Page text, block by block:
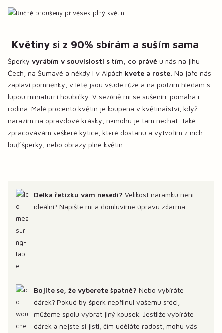
Květiny si z 90% sbírám a suším sama
Šperky vyrábím v souvislosti s tím, co právě u nás na jihu
Čech, na Šumavě a někdy i v Alpách kvete a roste. Na jaře nás
zaplaví pomněnky, v létě jsou všude růže a na podzim hledám s
lupou miniaturní houbičky. V sezóně mi se sušením pomáhá i
rodina. Malé procento květin je koupena v květinářství, když
narazím na opravdové krásky, nemohu je tam nechat. Také
zpracovávám veškeré kytice, které dostanu a vytvořím z nich
buď šperky, nebo obrazy plné květin.
Délka řetízku vám nesedí? Velikost náramku není
ideální? Napište mi a domluvíme úpravu zdarma
Bojíte se, že vyberete špatně? Nebo vybíráte
dárek? Pokud by šperk nepřilnul vašemu srdci,
můžeme spolu vybrat jiný kousek. Jestliže vybíráte
dárek a nejste si jisti, čím uděláte radost, mohu vás